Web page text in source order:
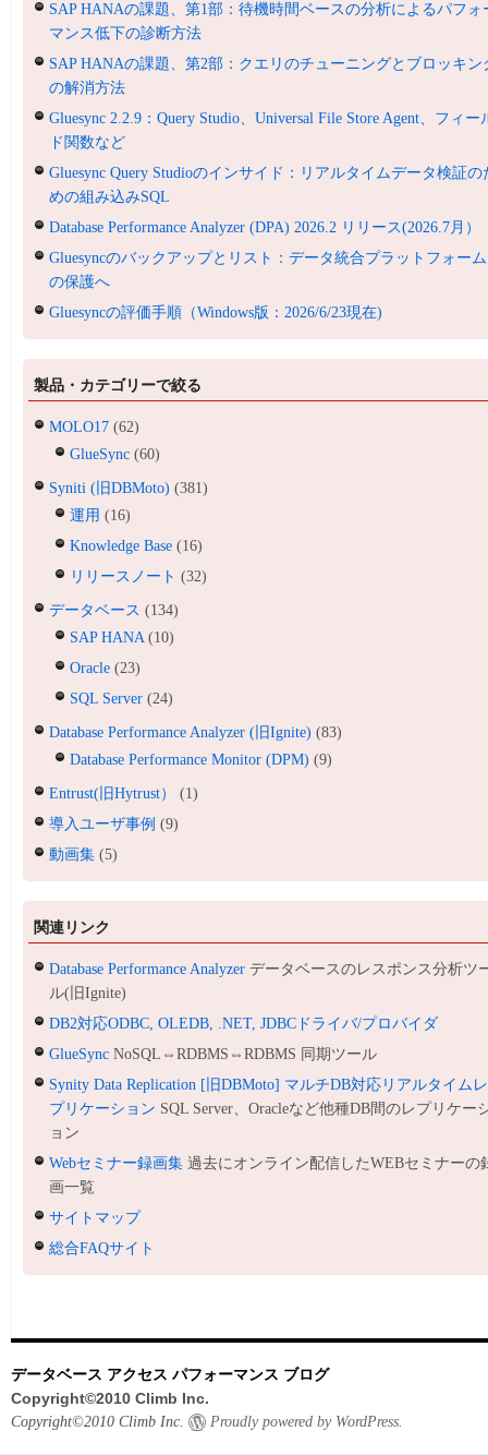
SAP HANAの課題、第1部：待機時間ベースの分析によるパフォ
マンス低下の診断方法
SAP HANAの課題、第2部：クエリのチューニングとブロッキン
の解消方法
Gluesync 2.2.9：Query Studio、Universal File Store Agent、フィー
ド関数など
Gluesync Query Studioのインサイド：リアルタイムデータ検証の
めの組み込みSQL
Database Performance Analyzer (DPA) 2026.2 リリース(2026.7月）
Gluesyncのバックアップとリスト：データ統合プラットフォーム
の保護へ
Gluesyncの評価手順（Windows版：2026/6/23現在)
製品・カテゴリーで絞る
MOLO17 (62)
GlueSync (60)
Syniti (旧DBMoto) (381)
運用 (16)
Knowledge Base (16)
リリースノート (32)
データベース (134)
SAP HANA(10)
Oracle (23)
SQL Server (24)
Database Performance Analyzer (旧Ignite) (83)
Database Performance Monitor (DPM) (9)
Entrust(旧Hytrust）
(1)
導入ユーザ事例 (9)
動画集 (5)
関連リンク
Database Performance Analyzer データベースのレスポンス分析ツ
ル(旧Ignite)
DB2対応ODBC, OLEDB, .NET, JDBCドライバ/プロバイダ
GlueSync NoSQL⇔RDBMS⇔RDBMS 同期ツール
Synity Data Replication [旧DBMoto] マルチDB対応リアルタイムレ
プリケーション SQL Server、Oracleなど他種DB間のレプリケー
ョン
Webセミナー録画集 過去にオンライン配信したWEBセミナーの
画一覧
サイトマップ
総合FAQサイト
データベース アクセス パフォーマンス ブログ
Copyright©2010 Climb Inc.
Copyright©2010 Climb Inc. Proudly powered by WordPress.